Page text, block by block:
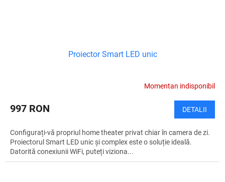
Proiector Smart LED unic
Momentan indisponibil
997 RON DETALII
Configurați-vă propriul home theater privat chiar în camera de zi.
Proiectorul Smart LED unic și complex este o soluție ideală.
Datorită conexiunii WiFi, puteți viziona...